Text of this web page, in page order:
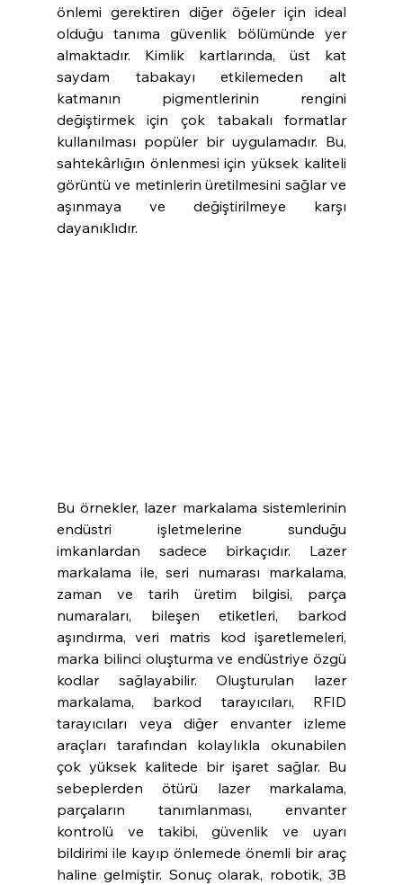
önlemi gerektiren diğer öğeler için ideal
olduğu tanıma güvenlik bölümünde yer
almaktadır. Kimlik kartlarında, üst kat
saydam tabakayı etkilemeden alt
katmanın pigmentlerinin rengini
değiştirmek için çok tabakalı formatlar
kullanılması popüler bir uygulamadır. Bu,
sahtekârlığın önlenmesi için yüksek kaliteli
görüntü ve metinlerin üretilmesini sağlar ve
aşınmaya ve değiştirilmeye karşı
dayanıklıdır.
Bu örnekler, lazer markalama sistemlerinin
endüstri işletmelerine sunduğu
imkanlardan sadece birkaçıdır. Lazer
markalama ile, seri numarası markalama,
zaman ve tarih üretim bilgisi, parça
numaraları, bileşen etiketleri, barkod
aşındırma, veri matris kod işaretlemeleri,
marka bilinci oluşturma ve endüstriye özgü
kodlar sağlayabilir. Oluşturulan lazer
markalama, barkod tarayıcıları, RFID
tarayıcıları veya diğer envanter izleme
araçları tarafından kolaylıkla okunabilen
çok yüksek kalitede bir işaret sağlar. Bu
sebeplerden ötürü lazer markalama,
parçaların tanımlanması, envanter
kontrolü ve takibi, güvenlik ve uyarı
bildirimi ile kayıp önlemede önemli bir araç
haline gelmiştir. Sonuç olarak, robotik, 3B